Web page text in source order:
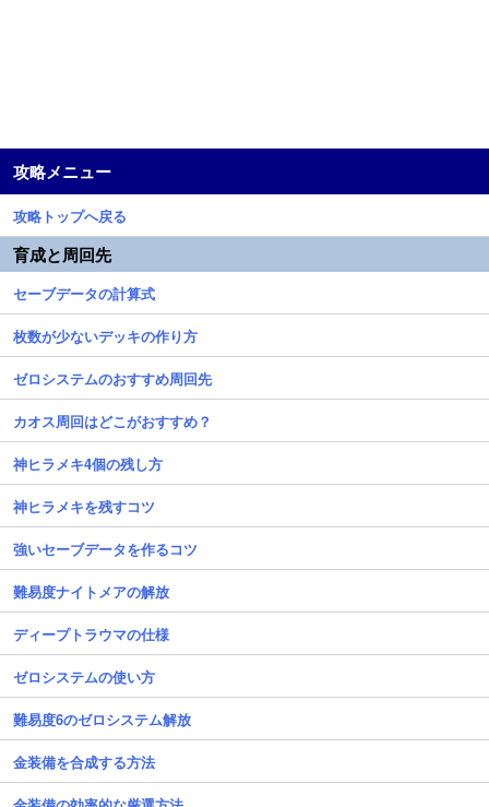
攻略メニュー
攻略トップへ戻る
育成と周回先
セーブデータの計算式
枚数が少ないデッキの作り方
ゼロシステムのおすすめ周回先
カオス周回はどこがおすすめ？
神ヒラメキ4個の残し方
神ヒラメキを残すコツ
強いセーブデータを作るコツ
難易度ナイトメアの解放
ディープトラウマの仕様
ゼロシステムの使い方
難易度6のゼロシステム解放
金装備を合成する方法